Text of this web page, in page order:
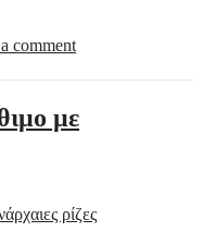
comment
με